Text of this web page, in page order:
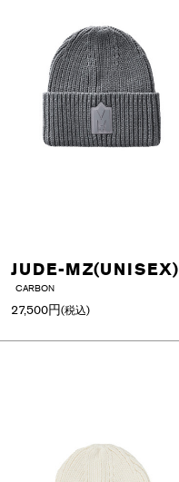
JUDE-MZ(UNISEX)
CARBON
27,500円(税込)